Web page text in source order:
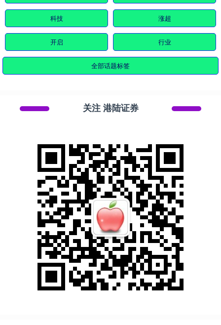
科技 涨超
开启 行业
全部话题标签
关注 港陆证券